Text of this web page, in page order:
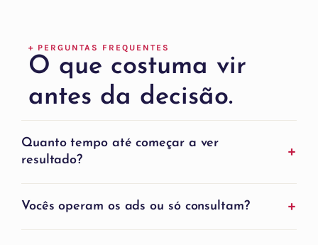
+ PERGUNTAS FREQUENTES
O que costuma vir
antes da decisão.
Quanto tempo até começar a ver
resultado?
Vocês operam os ads ou só consultam?